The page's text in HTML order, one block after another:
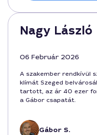
Nagy László
06 Február 2026
A szakember rendkívül
klímát Szeged
tartott, az ár 40 ezer
a Gábor csapatát.
Gábor S.